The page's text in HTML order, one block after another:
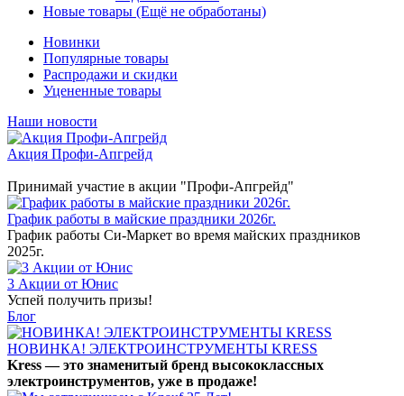
Новые товары (Ещё не обработаны)
Новинки
Популярные товары
Распродажи и скидки
Уцененные товары
Наши новости
Акция Профи-Апгрейд
Принимай участие в акции "Профи-Апгрейд"
График работы в майские праздники 2026г.
График работы Си-Маркет во время майских праздников
2025г.
3 Акции от Юнис
Успей получить призы!
Блог
НОВИНКА! ЭЛЕКТРОИНСТРУМЕНТЫ KRESS
Kress — это знаменитый бренд высококлассных
электроинструментов, уже в продаже!